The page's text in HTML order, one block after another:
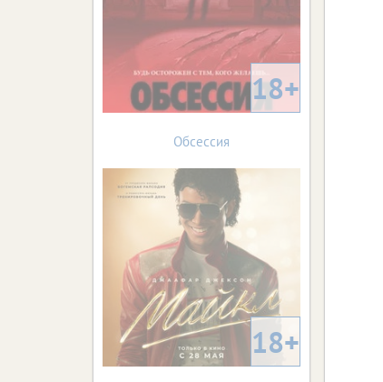
18+
Обсессия
18+